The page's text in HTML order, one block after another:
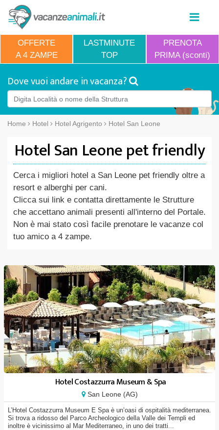
OFFERTE
A 4 ZAMPE
LASTMINUTE
TOP
PRENOTA
PRIMA (sconti)
Dove vuoi andare in vacanza?
Home Hotel Hotel Agrigento Hotel San Leone
Hotel San Leone pet friendly
Cerca i migliori hotel a San Leone pet friendly oltre a
resort e alberghi per cani.
Clicca sui link e contatta direttamente le Strutture
che accettano animali presenti all'interno del Portale.
Non è mai stato così facile prenotare le vacanze col
tuo amico a 4 zampe.
Hotel Costazzurra Museum & Spa
San Leone (AG)
L’Hotel Costazzurra Museum E Spa è un’oasi di ospitalità mediterranea.
Si trova a ridosso del Parco Archeologico della Valle dei Templi ed
inoltre è vicinissimo al Mar Mediterraneo, in uno dei tratti...